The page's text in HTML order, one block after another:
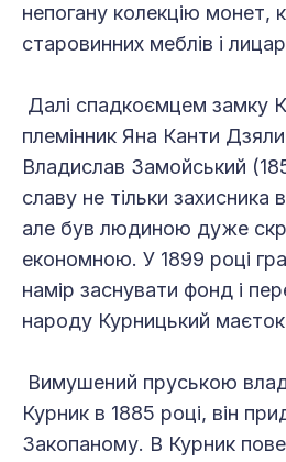
непогану колекцію монет,
старовинних меблів і
Далі спадкоємцем замку
племінник Яна Канти
Владислав Замойський
славу не тільки захисника
але був людиною дуже
економною. У 1899 році
намір заснувати фонд і
народу Курницький
Вимушений пруською
Курник в 1885 році, він
Закопаному. В Курник